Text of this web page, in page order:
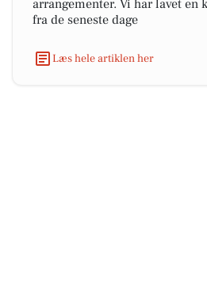
arrangementer. Vi har lavet en
fra de seneste dage
Læs hele artiklen her